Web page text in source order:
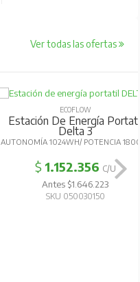
Ver todas las ofertas
ECOFLOW
Estación De Energía
Delta 3
AUTONOMÍA 1024WH/ POTENCIA
$ 1.152.356 C/U
Antes $1.646.223
SKU 050030150